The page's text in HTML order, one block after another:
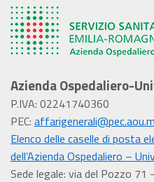
Azienda Ospedaliero-
P.IVA: 02241740360
PEC:
Elenco delle caselle di posta
dell’Azienda Ospedaliero –
Sede legale: via del Pozzo